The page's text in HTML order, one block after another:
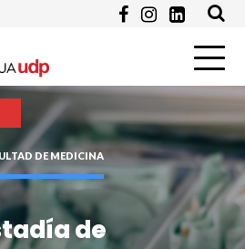
DE MEDICINA
de